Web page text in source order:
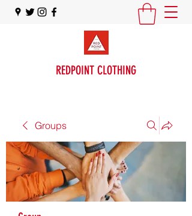
REDPOINT CLOTHING
Groups